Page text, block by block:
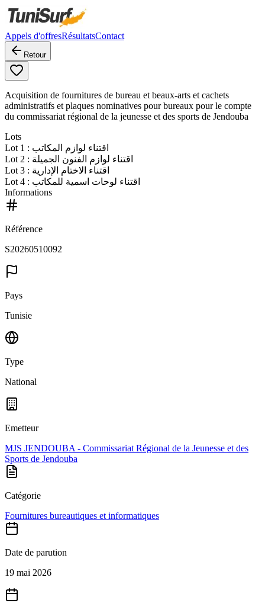
Appels d'offresRésultatsContact
Retour
Acquisition de fournitures de bureau et beaux-arts et cachets
administratifs et plaques nominatives pour bureaux pour le compte
du commissariat régional de la jeunesse et des sports de Jendouba
Lots
Lot 1
: اقتناء لوازم المكاتب
Lot 2
: اقتناء لوازم الفنون الجميلة
Lot 3
: اقتناء الاختام الإدارية
Lot 4
: اقتناء لوحات اسمية للمكاتب
Informations
Référence
S20260510092
Pays
Tunisie
Type
National
Emetteur
MJS JENDOUBA - Commissariat Régional de la Jeunesse et des
Sports de Jendouba
Catégorie
Fournitures bureautiques et informatiques
Date de parution
19 mai 2026